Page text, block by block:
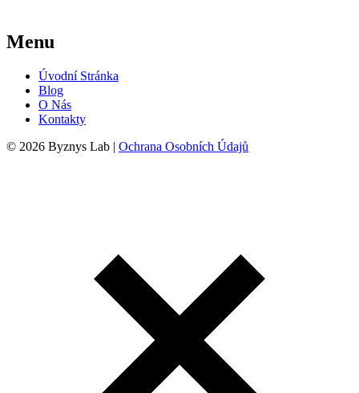
Menu
Úvodní Stránka
Blog
O Nás
Kontakty
© 2026 Byznys Lab | Ochrana Osobních Údajů